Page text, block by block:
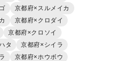
京都府×スルメイカ
京都府×クロダイ
京都府×クロソイ
タ
京都府×シイラ
京都府×ホウボウ